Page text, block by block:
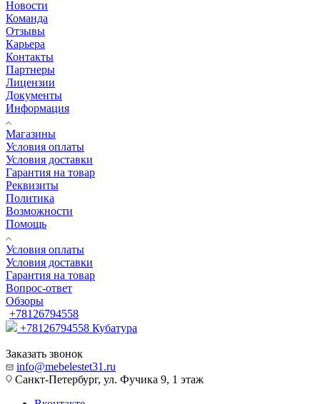
Новости
Команда
Отзывы
Карьера
Контакты
Партнеры
Лицензии
Документы
Информация
Магазины
Условия оплаты
Условия доставки
Гарантия на товар
Реквизиты
Политика
Возможности
Помощь
Условия оплаты
Условия доставки
Гарантия на товар
Вопрос-ответ
Обзоры
+78126794558
+78126794558 Кубатура
Заказать звонок
info@mebelestet31.ru
Санкт-Петербург, ул. Фучика 9, 1 этаж